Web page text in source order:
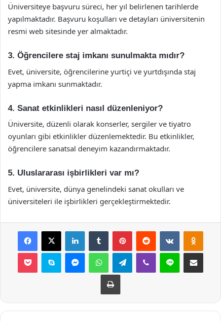
Üniversiteye başvuru süreci, her yıl belirlenen tarihlerde
yapılmaktadır. Başvuru koşulları ve detayları üniversitenin
resmi web sitesinde yer almaktadır.
3. Öğrencilere staj imkanı sunulmakta mıdır?
Evet, üniversite, öğrencilerine yurtiçi ve yurtdışında staj
yapma imkanı sunmaktadır.
4. Sanat etkinlikleri nasıl düzenleniyor?
Üniversite, düzenli olarak konserler, sergiler ve tiyatro
oyunları gibi etkinlikler düzenlemektedir. Bu etkinlikler,
öğrencilere sanatsal deneyim kazandırmaktadır.
5. Uluslararası işbirlikleri var mı?
Evet, üniversite, dünya genelindeki sanat okulları ve
üniversiteleri ile işbirlikleri gerçekleştirmektedir.
Facebook
X LinkedInTumblr PinterestReddit VKontakte
Pocket Skype MessengerWhatsAppTelegramViber Line E-Posta ile
Yazdır